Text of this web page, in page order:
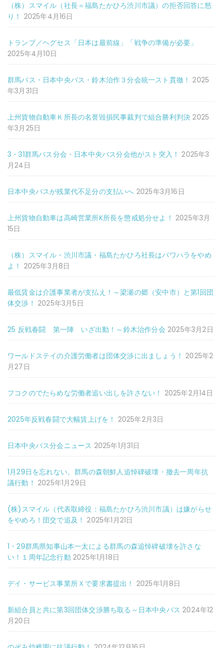
（株）スマイル（社長＝福島たかひろ渋川市議）の拒否回答に怒
り！ 2025年4月16日
トランプ／ヘグセス「日本は最前線」「戦争の準備が必要」
2025年4月10日
群馬バス・日本中央バス・鈴木治作３分会統一スト貫徹！ 2025
年3月31日
上州貨物自動車Ｋ所長の名誉毀損民事裁判で組合勝利判決 2025
年3月25日
3・31群馬バス分会・日本中央バス分会他がスト突入！ 2025年3
月24日
日本中央バスが残業代不足分の支払いへ 2025年3月16日
上州貨物自動車は高崎営業所K所長を懲戒処分せよ！ 2025年3月
15日
（株）スマイル・渋川市議・福島たかひろ社長はパワハラをやめ
よ！ 2025年3月8日
最低賃金は介護事業者が支払え！～梁瀬の郷（安中市）と第1回団
体交渉！ 2025年3月5日
25 反戦春闘 第一陣 いざ出動！～鈴木治作分会 2025年3月2日
ワールドステイの介護労働者は団体交渉に出ましょう！ 2025年2
月27日
フコクのでたらめな労働者追い出しを許さない！ 2025年2月14日
2025年反戦春闘で大幅賃上げを！ 2025年2月3日
日本中央バス分会ニュース 2025年1月31日
1月29日を忘れない。群馬の森朝鮮人追悼碑破壊・撤去一周年抗
議行動！ 2025年1月29日
(株)スマイル（代表取締役：福島たかひろ渋川市議）は嫌がらせ
をやめろ！団交で追及！ 2025年1月21日
1・29群馬県知事山本一太による群馬の森追悼碑破壊を許さな
い！１周年記念行動 2025年1月18日
デイ・サービス事業所Ｘで要求書提出！ 2025年1月8日
新組合員と共に第3回団体交渉勝ち取る～日本中央バス 2024年12
月20日